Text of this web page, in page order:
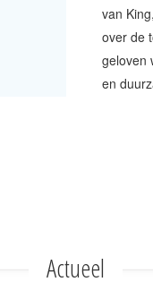
van
over de
geloven
en
Actueel